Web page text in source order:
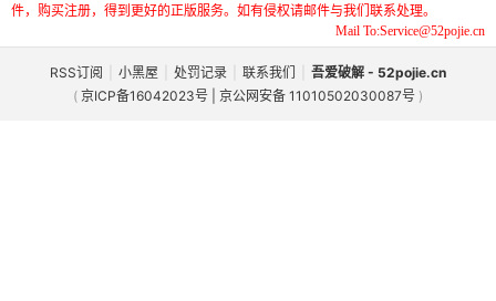
件，购买注册，得到更好的正版服务。如有侵权请邮件与我们联系处理。
Mail To:Service@52pojie.cn
RSS订阅 小黑屋 处罚记录 联系我们
吾爱破解 - 52pojie.cn
( 京ICP备16042023号 | 京公网安备 11010502030087号 )